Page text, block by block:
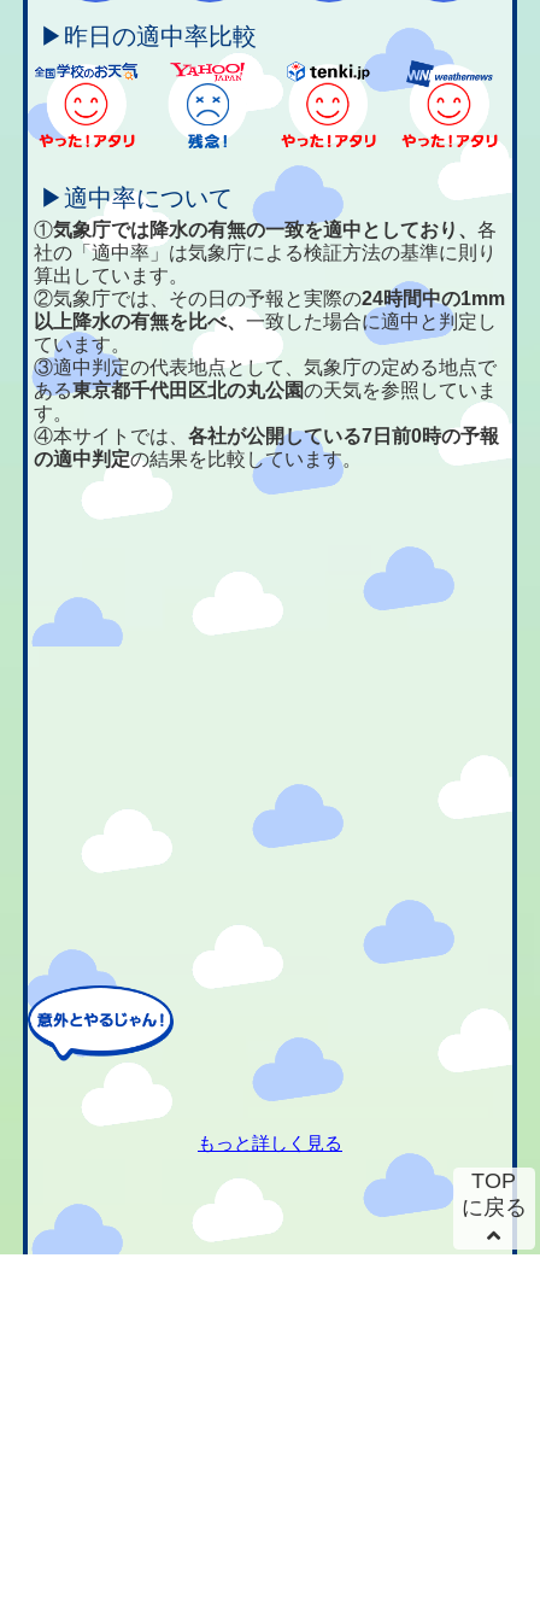
▶昨日の適中率比較
▶適中率について
①気象庁では降水の有無の一致を適中としており、各
社の「適中率」は気象庁による検証方法の基準に則り
算出しています。
②気象庁では、その日の予報と実際の24時間中の1mm
以上降水の有無を比べ、一致した場合に適中と判定し
ています。
③適中判定の代表地点として、気象庁の定める地点で
ある東京都千代田区北の丸公園の天気を参照していま
す。
④本サイトでは、各社が公開している7日前0時の予報
の適中判定の結果を比較しています。
もっと詳しく見る
TOP
に戻る